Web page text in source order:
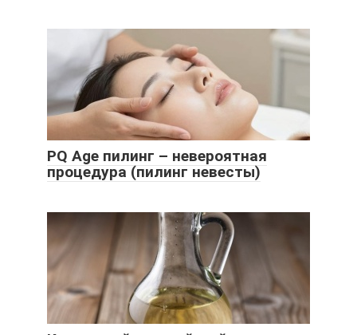
PQ Age пилинг – невероятная
процедура (пилинг невесты)